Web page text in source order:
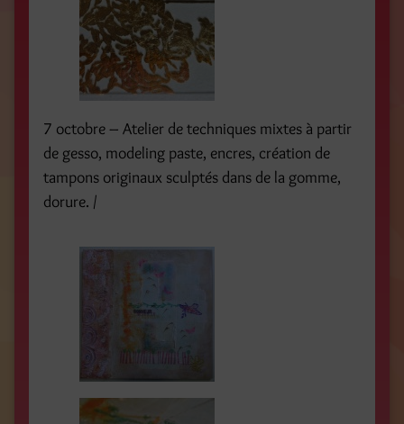
7 octobre – Atelier de techniques mixtes à partir
de gesso, modeling paste, encres, création de
tampons originaux sculptés dans de la gomme,
dorure. /